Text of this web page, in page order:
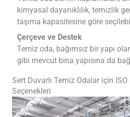
kimyasal dayanıklılık, temizlik
taşıma kapasitesine göre
Çerçeve ve Destek
Temiz oda, bağımsız bir yapı
gibi mevcut bina yapısına da
Sert Duvarlı Temiz Odalar için ISO
Seçenekleri